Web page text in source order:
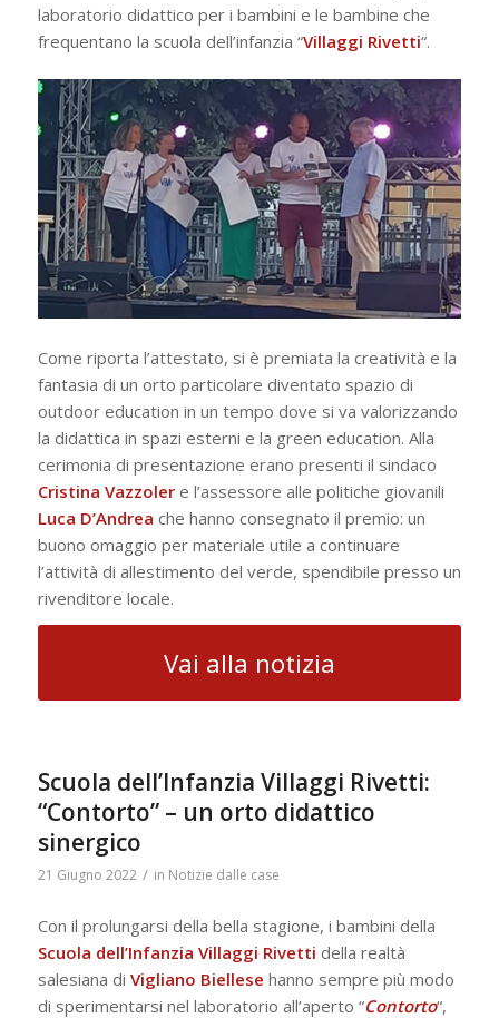
laboratorio didattico per i bambini e le bambine che
frequentano la scuola dell’infanzia “Villaggi Rivetti“.
Come riporta l’attestato, si è premiata la creatività e la
fantasia di un orto particolare diventato spazio di
outdoor education in un tempo dove si va valorizzando
la didattica in spazi esterni e la green education. Alla
cerimonia di presentazione erano presenti il sindaco
Cristina Vazzolere l’assessore alle politiche giovanili
Luca D’Andrea che hanno consegnato il premio: un
buono omaggio per materiale utile a continuare
l’attività di allestimento del verde, spendibile presso un
rivenditore locale.
Vai alla notizia
Scuola dell’Infanzia Villaggi Rivetti:
“Contorto” – un orto didattico
sinergico
21 Giugno 2022 / in Notizie dalle case
Con il prolungarsi della bella stagione, i bambini della
Scuola dell’Infanzia Villaggi Rivetti della realtà
salesiana di Vigliano Biellese hanno sempre più modo
di sperimentarsi nel laboratorio all’aperto “Contorto“,